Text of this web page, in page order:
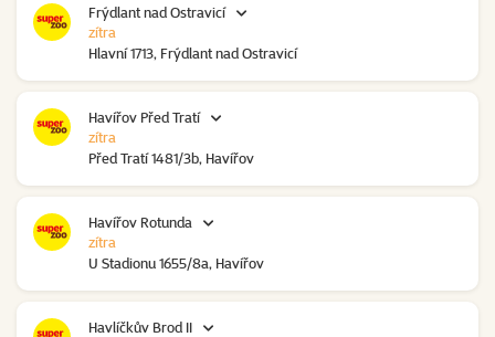
Frýdlant nad Ostravicí
Hlavní 1713, Frýdlant nad Ostravicí
zítra
Havířov Před Tratí
Před Tratí 1481/3b, Havířov
zítra
Havířov Rotunda
U Stadionu 1655/8a, Havířov
zítra
Havlíčkův Brod II